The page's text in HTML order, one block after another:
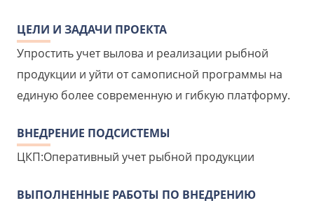
ЦЕЛИ И ЗАДАЧИ ПРОЕКТА
Упростить учет вылова и реализации рыбной
продукции и уйти от самописной программы на
единую более современную и гибкую платформу.
ВНЕДРЕНИЕ ПОДСИСТЕМЫ
ЦКП:Оперативный учет рыбной продукции
ВЫПОЛНЕННЫЕ РАБОТЫ ПО ВНЕДРЕНИЮ